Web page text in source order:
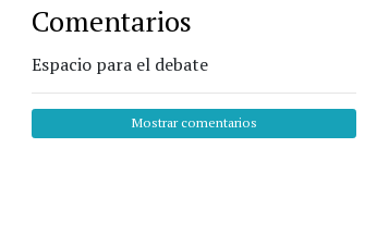
Comentarios
Espacio para el debate
Mostrar comentarios